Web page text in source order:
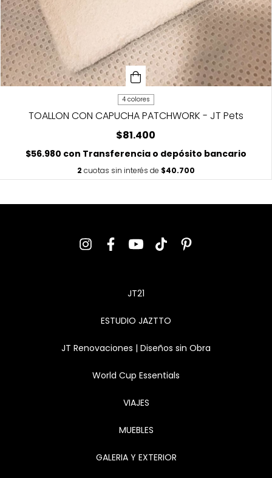
4 colores
TOALLON CON CAPUCHA PATCHWORK - JT Pets
$81.400
$56.980 con Transferencia o depósito bancario
2 cuotas sin interés de $40.700
JT21
ESTUDIO JAZTTO
JT Renovaciones | Diseños sin Obra
World Cup Essentials
VIAJES
MUEBLES
GALERIA Y EXTERIOR